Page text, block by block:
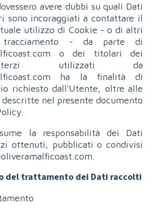
avere dubbi su quali Dati
sono incoraggiati a contattare il
utilizzo di Cookie - o di altri
- da parte di
o dei titolari dei
utilizzati da
ha la finalità di
richiesto dall'Utente, oltre alle
nel presente documento
la responsabilità dei Dati
ottenuti, pubblicati o condivisi
del trattamento dei Dati raccolti